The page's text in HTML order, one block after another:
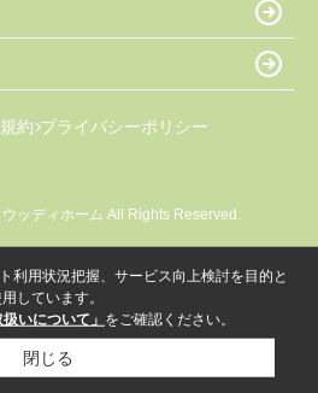
約 プライバシーポリシー
ッディホーム All Rights Reserved.
利用状況把握、サービス向上検討を目的と
しています。
いについて」 をご確認ください。
閉じる